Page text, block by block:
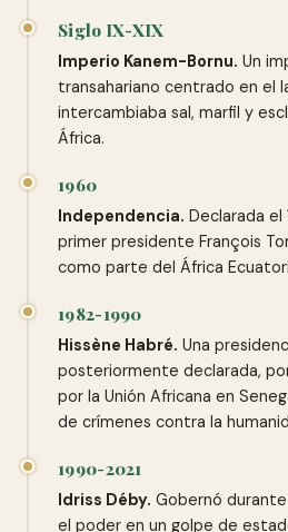
Siglo IX-XIX
Imperio Kanem-Bornu. Un
transahariano centrado en el
intercambiaba sal, marfil y
África.
1960
Independencia. Declarada el
primer presidente François
como parte del África
1982-1990
Hissène Habré. Una
posteriormente declarada,
por la Unión Africana en
de crímenes contra la
1990-2021
Idriss Déby. Gobernó
el poder en un golpe de